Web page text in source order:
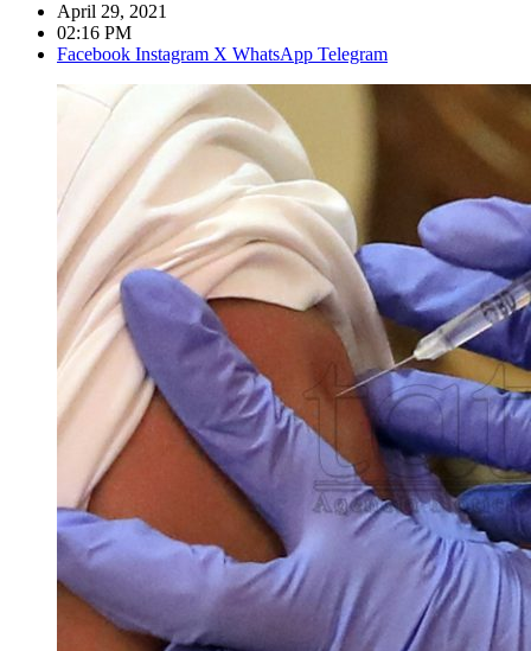
April 29, 2021
02:16 PM
Facebook Instagram X WhatsApp Telegram